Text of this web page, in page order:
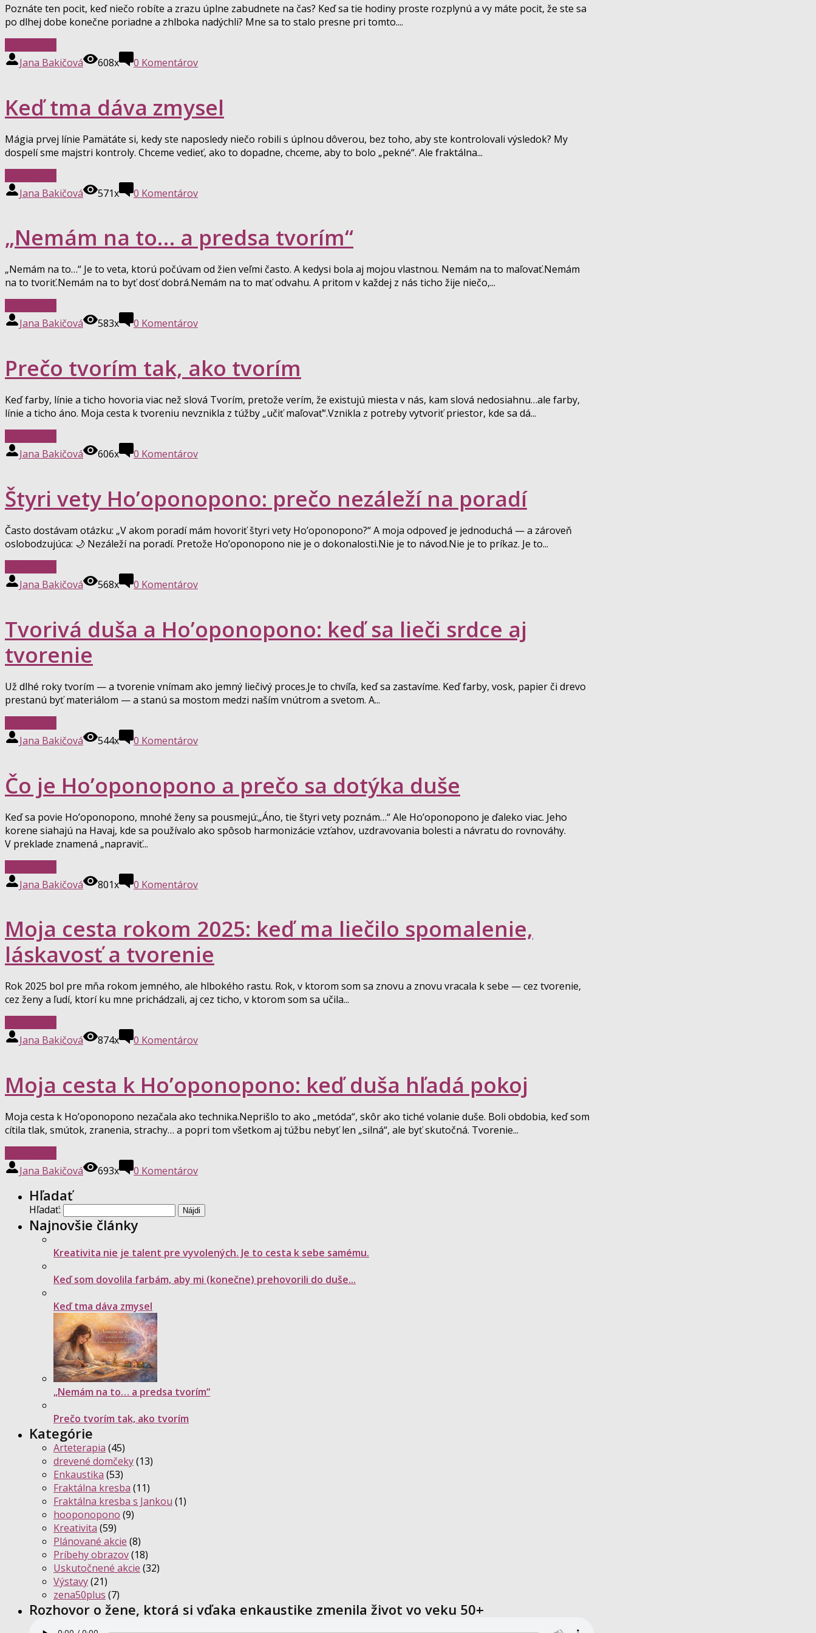
Poznáte ten pocit, keď niečo robíte a zrazu úplne zabudnete na čas? Keď sa tie hodiny proste rozplynú a vy máte pocit, že ste sa
po dlhej dobe konečne poriadne a zhlboka nadýchli? Mne sa to stalo presne pri tomto....
Jana Bakičová
608x 0 Komentárov
Keď tma dáva zmysel
Mágia prvej línie Pamätáte si, kedy ste naposledy niečo robili s úplnou dôverou, bez toho, aby ste kontrolovali výsledok? My
dospelí sme majstri kontroly. Chceme vedieť, ako to dopadne, chceme, aby to bolo „pekné“. Ale fraktálna...
Jana Bakičová
571x 0 Komentárov
„Nemám na to… a predsa tvorím“
„Nemám na to…“ Je to veta, ktorú počúvam od žien veľmi často. A kedysi bola aj mojou vlastnou. Nemám na to maľovať.Nemám
na to tvoriť.Nemám na to byť dosť dobrá.Nemám na to mať odvahu. A pritom v každej z nás ticho žije niečo,...
Jana Bakičová
583x 0 Komentárov
Prečo tvorím tak, ako tvorím
Keď farby, línie a ticho hovoria viac než slová Tvorím, pretože verím, že existujú miesta v nás, kam slová nedosiahnu…ale farby,
línie a ticho áno. Moja cesta k tvoreniu nevznikla z túžby „učiť maľovať“.Vznikla z potreby vytvoriť priestor, kde sa dá...
Jana Bakičová
606x 0 Komentárov
Štyri vety Ho’oponopono: prečo nezáleží na poradí
Často dostávam otázku: „V akom poradí mám hovoriť štyri vety Ho’oponopono?“ A moja odpoveď je jednoduchá — a zároveň
oslobodzujúca: 🌙 Nezáleží na poradí. Pretože Ho’oponopono nie je o dokonalosti.Nie je to návod.Nie je to príkaz. Je to...
Jana Bakičová
568x 0 Komentárov
Tvorivá duša a Ho’oponopono: keď sa lieči srdce aj
tvorenie
Už dlhé roky tvorím — a tvorenie vnímam ako jemný liečivý proces.Je to chvíľa, keď sa zastavíme. Keď farby, vosk, papier či drevo
prestanú byť materiálom — a stanú sa mostom medzi naším vnútrom a svetom. A...
Jana Bakičová
544x 0 Komentárov
Čo je Ho’oponopono a prečo sa dotýka duše
Keď sa povie Ho’oponopono, mnohé ženy sa pousmejú:„Áno, tie štyri vety poznám…“ Ale Ho’oponopono je ďaleko viac. Jeho
korene siahajú na Havaj, kde sa používalo ako spôsob harmonizácie vzťahov, uzdravovania bolesti a návratu do rovnováhy.
V preklade znamená „napraviť...
Jana Bakičová
801x 0 Komentárov
Moja cesta rokom 2025: keď ma liečilo spomalenie,
láskavosť a tvorenie
Rok 2025 bol pre mňa rokom jemného, ale hlbokého rastu. Rok, v ktorom som sa znovu a znovu vracala k sebe — cez tvorenie,
cez ženy a ľudí, ktorí ku mne prichádzali, aj cez ticho, v ktorom som sa učila...
Jana Bakičová
874x 0 Komentárov
Moja cesta k Ho’oponopono: keď duša hľadá pokoj
Moja cesta k Ho’oponopono nezačala ako technika.Neprišlo to ako „metóda“, skôr ako tiché volanie duše. Boli obdobia, keď som
cítila tlak, smútok, zranenia, strachy… a popri tom všetkom aj túžbu nebyť len „silná“, ale byť skutočná. Tvorenie...
Jana Bakičová
693x 0 Komentárov
Hľadať
Hľadať:
Najnovšie články
Kreativita nie je talent pre vyvolených. Je to cesta k sebe samému.
Keď som dovolila farbám, aby mi (konečne) prehovorili do duše...
Keď tma dáva zmysel
„Nemám na to… a predsa tvorím“
Prečo tvorím tak, ako tvorím
Kategórie
Arteterapia (45)
drevené domčeky(13)
Enkaustika (53)
Fraktálna kresba (11)
Fraktálna kresba s Jankou (1)
hooponopono (9)
Kreativita (59)
Plánované akcie (8)
Príbehy obrazov(18)
Uskutočnené akcie (32)
Výstavy(21)
zena50plus (7)
Rozhovor o žene, ktorá si vďaka enkaustike zmenila život vo veku 50+